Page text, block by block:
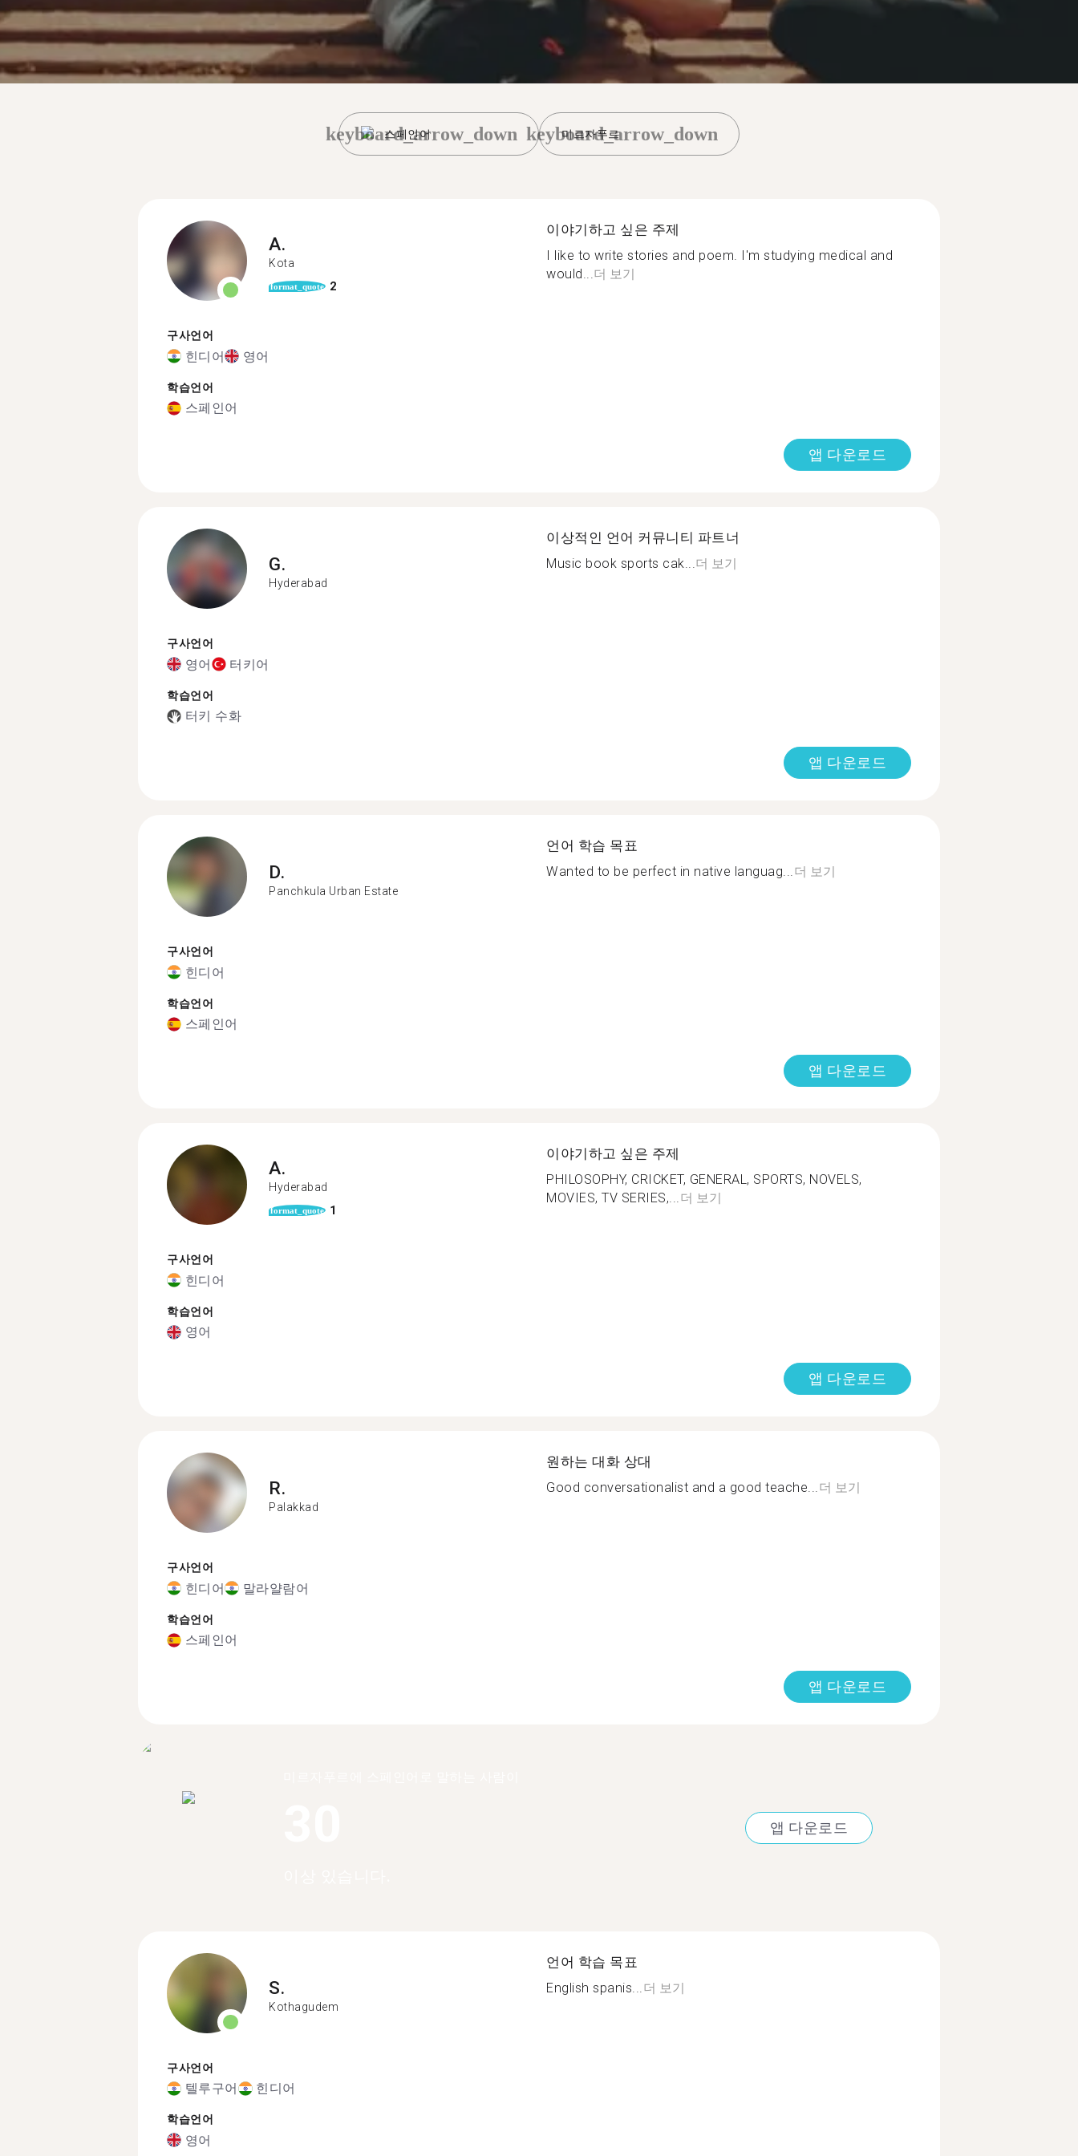
스페인어
keyboard_arrow_down 미르자푸르
keyboard_arrow_down
A.
Kota
format_quote 2
구사언어
힌디어 영어
학습언어
스페인어
이야기하고 싶은 주제
I like to write stories and poem. I'm studying medical and
would...더 보기
앱 다운로드
G.
Hyderabad
구사언어
영어 터키어
학습언어
터키 수화
이상적인 언어 커뮤니티 파트너
Music book sports cak...더 보기
앱 다운로드
D.
Panchkula Urban Estate
구사언어
힌디어
학습언어
스페인어
언어 학습 목표
Wanted to be perfect in native languag...더 보기
앱 다운로드
A.
Hyderabad
format_quote 1
구사언어
힌디어
학습언어
영어
이야기하고 싶은 주제
PHILOSOPHY, CRICKET, GENERAL, SPORTS, NOVELS,
MOVIES, TV SERIES,...더 보기
앱 다운로드
R.
Palakkad
구사언어
힌디어 말라얄람어
학습언어
스페인어
원하는 대화 상대
Good conversationalist and a good teache...더 보기
앱 다운로드
앱 다운로드
S.
Kothagudem
구사언어
텔루구어 힌디어
학습언어
영어
언어 학습 목표
English spanis... 더 보기